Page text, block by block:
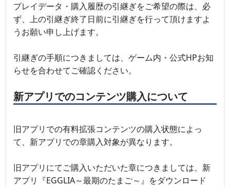
プレイデータ・購入履歴の引継ぎをご希望の際は、必
ず、上の引継ぎ終了日前に引継ぎを行って頂けますよ
うお願い申し上げます。
引継ぎの手順につきましては、ゲーム内・公式HPお知
らせを合わせてご確認ください。
新アプリでのコンテンツ購入について
旧アプリでの有料拡張コンテンツの購入状態によっ
て、新アプリでの章購入対象が異なります。
旧アプリにてご購入いただいた章につきましては、新
アプリ『EGGLIA～最期のたまご～』をダウンロード